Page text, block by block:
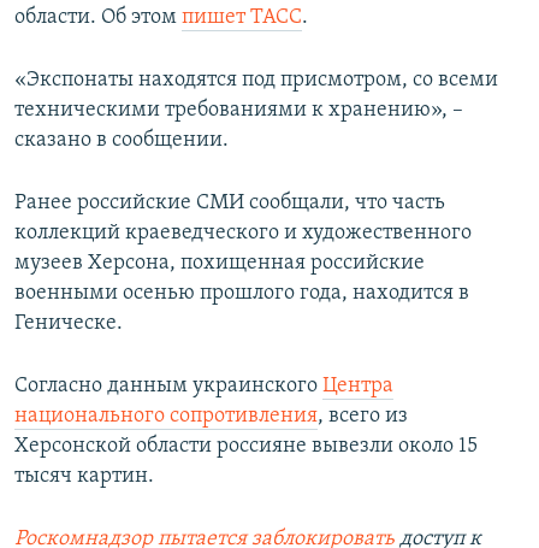
ПОБЕДИТЕЛЕЙ НЕ СУДЯТ?
КРЫМ.НЕПОКОРЕННЫЙ
ELIFBE
ПРИСОЕДИНЯЙТЕСЬ!
Все сайты RFE/RL
области. Об этом пишет ТАСС.
«Экспонаты находятся под присмотром, со всеми
техническими требованиями к хранению», –
сказано в сообщении.
Ранее российские СМИ сообщали, что часть
коллекций краеведческого и художественного
музеев Херсона, похищенная российские
военными осенью прошлого года, находится в
Геническе.
Согласно данным украинского Центра
национального сопротивления, всего из
Херсонской области россияне вывезли около 15
тысяч картин.
Роскомнадзор пытается заблокировать доступ к